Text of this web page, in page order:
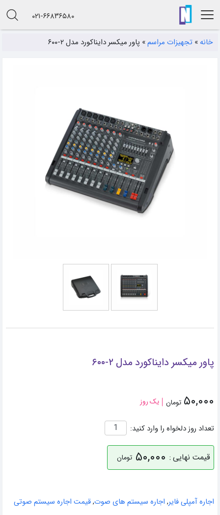
۰۲۱-۶۶۸۳۶۵۸۰
خانه » تجهیزات مراسم» پاور میکسر دایناکورد مدل ۲-۶۰۰
پاور میکسر دایناکورد مدل ۲-۶۰۰
۵۰,۰۰۰ تومان یک روز
تعداد روز دلخواه را وارد کنید:
قیمت نهایی : ۵۰,۰۰۰ تومان
اجاره آمپلی فایر, اجاره سیستم های صوت,قیمت اجاره سیستم صوتی